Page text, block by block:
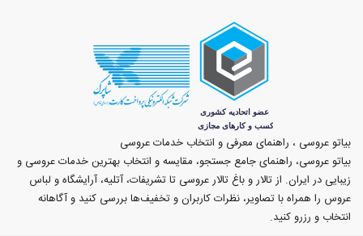
بیاتو عروسی ، راهنمای معرفی و انتخاب خدمات عروسی
بیاتو عروسی، راهنمای جامع جستجو، مقایسه و انتخاب بهترین خدمات عروسی و
زیبایی در ایران. از تالار و باغ تالار عروسی تا تشریفات، آتلیه، آرایشگاه و لباس
عروس را همراه با تصاویر، نظرات کاربران و تخفیف‌ها بررسی کنید و آگاهانه
انتخاب و رزرو کنید.